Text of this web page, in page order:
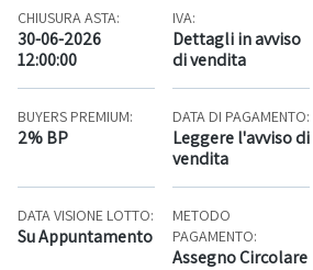
CHIUSURA ASTA:
30-06-2026
12:00:00
IVA:
Dettagli in avviso
di vendita
BUYERS PREMIUM:
2% BP
DATA DI PAGAMENTO:
Leggere l'avviso di
vendita
DATA VISIONE LOTTO:
Su Appuntamento
METODO
PAGAMENTO:
Assegno Circolare